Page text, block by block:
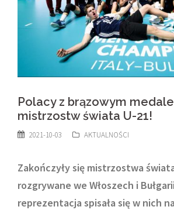
Polacy z brązowym
mistrzostw świata U-21!
2021-10-03 AKTUALNOŚCI
Zakończyły się mistrzostwa
rozgrywane we Włoszech i
reprezentacja spisała się w nich